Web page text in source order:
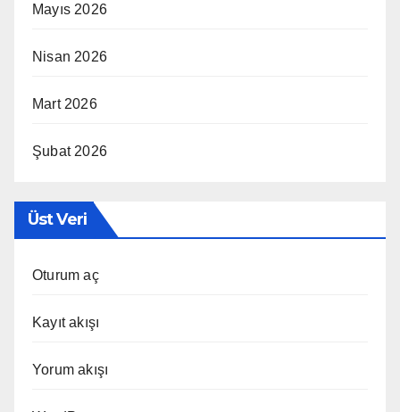
Mayıs 2026
Nisan 2026
Mart 2026
Şubat 2026
Üst Veri
Oturum aç
Kayıt akışı
Yorum akışı